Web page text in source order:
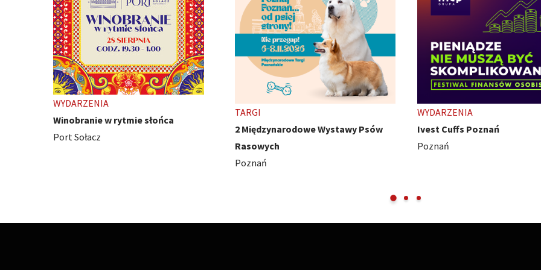
2 Międzynarodowe Wystawy Psów
WYDARZENIA
Ivest Cuffs Poznań
Poznań
TARGI
HobbyCon - z pasji się nie
Międzynarodowe Targi